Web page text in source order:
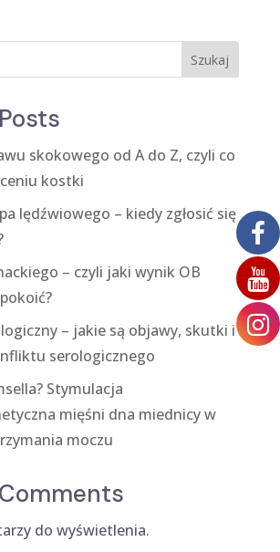
Szukaj
skokowego od A do Z, czyli co
kostki
lędźwiowego – kiedy zgłosić się
– czyli jaki wynik OB
– jakie są objawy, skutki i
serologicznego
Stymulacja
mięśni dna miednicy w
moczu
do wyświetlenia.